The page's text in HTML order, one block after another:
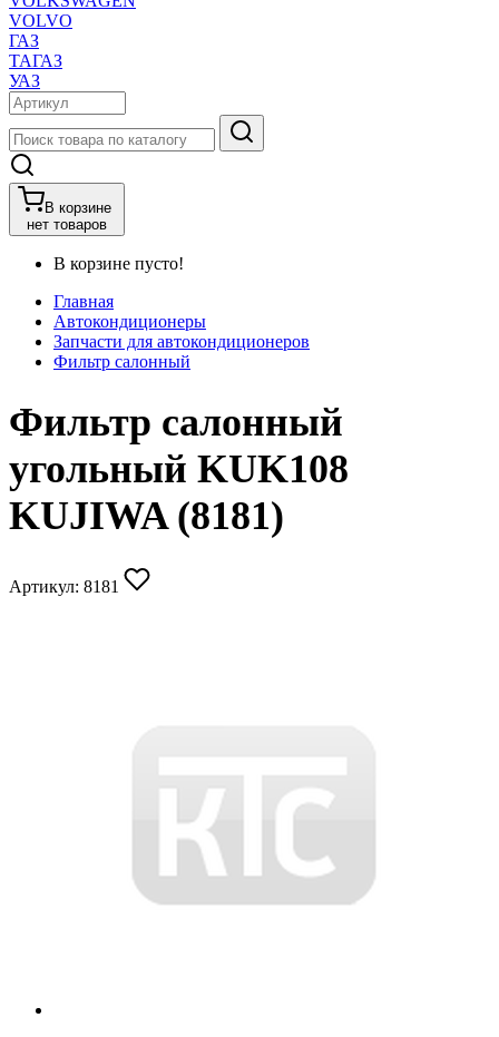
VOLVO
ГАЗ
ТАГАЗ
УАЗ
В корзине
нет товаров
В корзине пусто!
Главная
Автокондиционеры
Запчасти для автокондиционеров
Фильтр салонный
Фильтр салонный
угольный KUK108
KUJIWA (8181)
Артикул: 8181